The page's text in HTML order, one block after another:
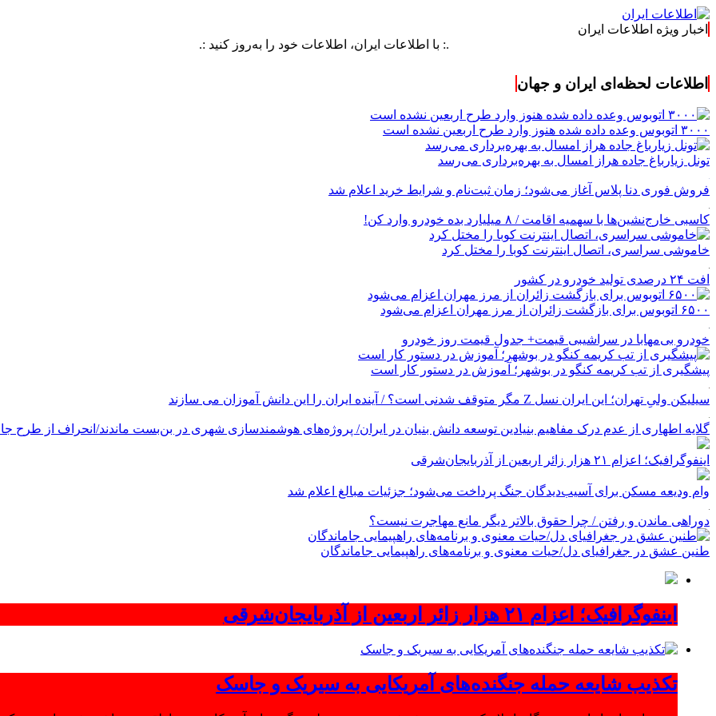
اخبار ویژه اطلاعات ایران
.: با اطلاعات ایران، اطلاعات خود را به‌روز کنید :.
اطلاعات لحظه‌ای ایران و جهان
۳۰۰۰ اتوبوس وعده داده شده هنوز وارد طرح اربعین نشده است
تونل زیارباغ جاده هراز امسال به بهره‌برداری می‌رسد
فروش فوری دنا پلاس آغاز می‌شود؛ زمان ثبت‌نام و شرایط خرید اعلام شد
کاسبی خارج‌نشین‌ها با سهمیه اقامت / ۸ میلیارد بده خودرو وارد کن!
خاموشی سراسری، اتصال اینترنت کوبا را مختل کرد
افت ۲۴ درصدی تولید خودرو در کشور
۶۵۰۰ اتوبوس برای بازگشت زائران از مرز مهران اعزام می‌شود
خودرو بی‌مهابا در سراشیبی قیمت+ جدول قیمت روز خودرو
پیشگیری از تب کریمه کنگو در بوشهر؛ آموزش در دستور کار است
سیلیکن ولیِ تهران؛ این ایران نسل Z مگر متوقف شدنی است؟ / آینده ایران را این دانش آموزان می سازند
گلایه اطهاری از عدم درک مفاهیم بنیادین توسعه دانش بنیان در ایران/ پروژه‌های هوشمندسازی شهری در بن‌بست ماندند/انحراف از طرح جامع ۱۳۸۶ به کشور
اینفوگرافیک؛ اعزام ۲۱ هزار زائر اربعین از آذربایجان‌شرقی
وام ودیعه مسکن برای آسیب‌دیدگان جنگ پرداخت می‌شود؛ جزئیات مبالغ اعلام شد
دوراهی ماندن و رفتن / چرا حقوق بالاتر دیگر مانع مهاجرت نیست؟
طنین عشق در جغرافیای دل/حیات معنوی و برنامه‌های راهپیمایی جاماندگان
اینفوگرافیک؛ اعزام ۲۱ هزار زائر اربعین از آذربایجان‌شرقی
تکذیب شایعه حمله جنگنده‌های آمریکایی به سیریک و جاسک